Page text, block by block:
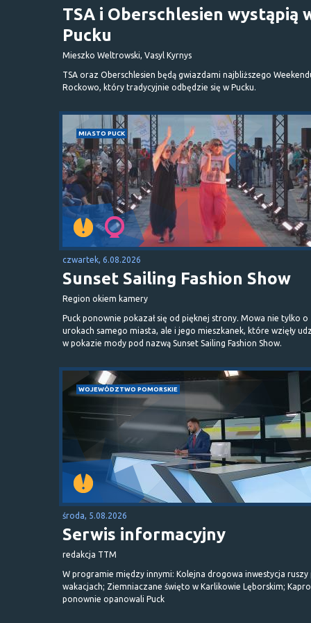
TSA i Oberschlesien wystąpią
Pucku
Mieszko Weltrowski, Vasyl Kyrnys
TSA oraz Oberschlesien będą gwiazdami najbliższego
Rockowo, który tradycyjnie odbędzie się w Pucku.
MIASTO PUCK
czwartek, 6.08.2026
Sunset Sailing Fashion Show
Region okiem kamery
Puck ponownie pokazał się od pięknej strony. Mowa nie tylko o
urokach samego miasta, ale i jego mieszkanek, które wzięły
w pokazie mody pod nazwą Sunset Sailing Fashion Show.
WOJEWÓDZTWO POMORSKIE
środa, 5.08.2026
Serwis informacyjny
redakcja TTM
W programie między innymi: Kolejna drogowa inwestycja ruszy
wakacjach; Ziemniaczane święto w Karlikowie Lęborskim;
ponownie opanowali Puck